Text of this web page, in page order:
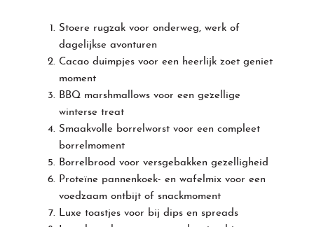
Stoere rugzak voor onderweg, werk of
dagelijkse avonturen
Cacao duimpjes voor een heerlijk zoet geniet
moment
BBQ marshmallows voor een gezellige
winterse treat
Smaakvolle borrelworst voor een compleet
borrelmoment
Borrelbrood voor versgebakken gezelligheid
Proteïne pannenkoek- en wafelmix voor een
voedzaam ontbijt of snackmoment
Luxe toastjes voor bij dips en spreads